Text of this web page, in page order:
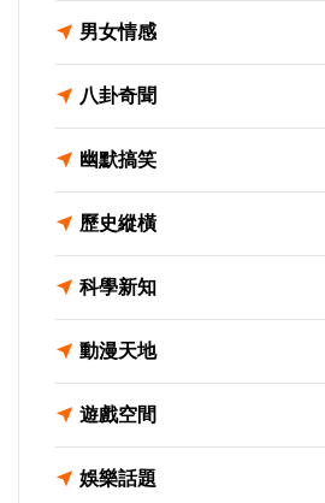
男女情感
八卦奇聞
幽默搞笑
歷史縱橫
科學新知
動漫天地
遊戲空間
娛樂話題